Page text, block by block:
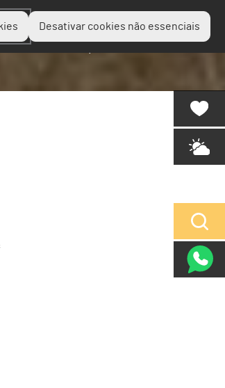
Desativar cookies não essenciais